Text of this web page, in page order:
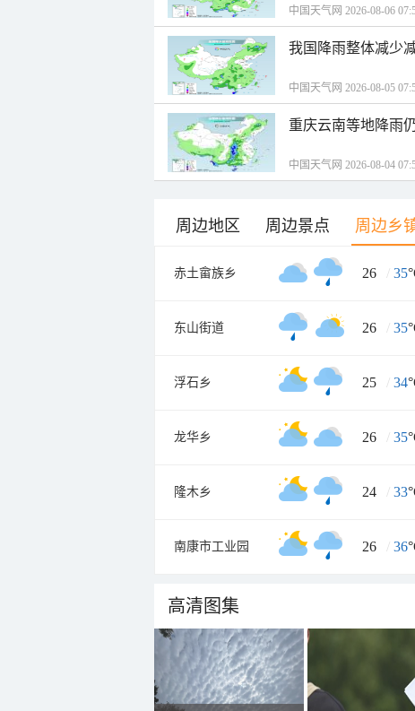
中国天气网 2026-08-06
我国降雨整体减少
中国天气网 2026-08-05
重庆云南等地降雨
中国天气网 2026-08-04
周边地区 周边景点 周边乡
赤土畲族乡 26 / 35
东山街道 26 / 35
浮石乡 25 / 34
龙华乡 26 / 35
隆木乡 24 / 33
南康市工业园 26 / 36
高清图集